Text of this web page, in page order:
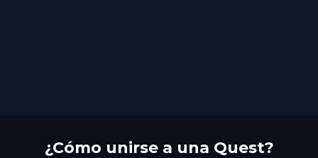
¿Cómo unirse a una Quest?